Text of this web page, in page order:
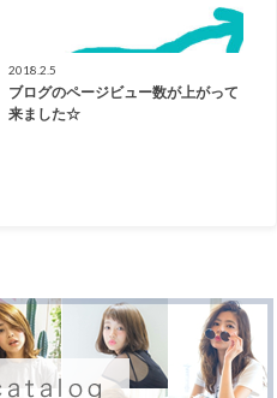
2018.2.5
ブログのページビュー数が上がって
来ました☆